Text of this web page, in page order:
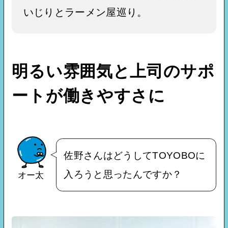
いじりとラーメン屋巡り。
明るい雰囲気と上司のサポ
ートが働きやすさに
オー太
佐野さんはどうしてTOYOBOに
入ろうと思ったんですか？